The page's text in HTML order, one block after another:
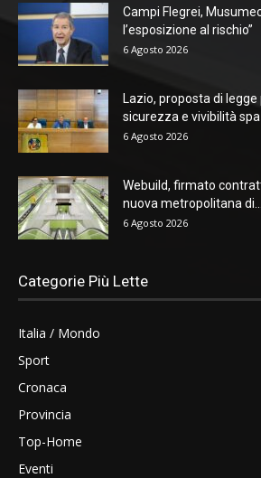
Campi Flegrei,
l’esposizione al rischio”
6 Agosto 2026
Lazio, proposta di
sicurezza e vivibilità
6 Agosto 2026
Webuild, firmato
nuova metropolitana di...
6 Agosto 2026
Categorie Più Lette
Italia / Mondo
Sport
Cronaca
Provincia
Top-Home
Eventi